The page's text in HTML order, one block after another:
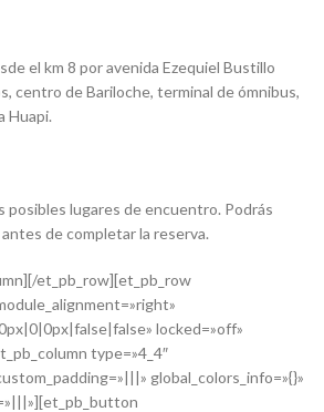
el km 8 por avenida Ezequiel Bustillo
centro de Bariloche, terminal de ómnibus,
Huapi.
posibles lugares de encuentro. Podrás
de completar la reserva.
et_pb_row][et_pb_row
locked=»off»
type=»4_4″
global_colors_info=»{}»